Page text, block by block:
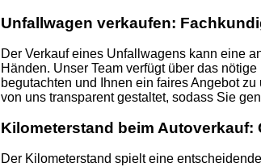
Unfallwagen verkaufen:
Der Verkauf eines Unfallwagens kann eine
Händen. Unser Team verfügt über das
begutachten und Ihnen ein faires Angebot zu
von uns transparent gestaltet, sodass Sie
Kilometerstand beim Autoverkauf:
Der Kilometerstand spielt eine